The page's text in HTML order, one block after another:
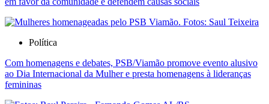
Política
Com homenagens e debates, PSB/Viamão promove evento alusivo
ao Dia Internacional da Mulher e presta homenagens à lideranças
femininas